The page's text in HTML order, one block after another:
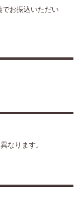
でお振込いただい
なります。